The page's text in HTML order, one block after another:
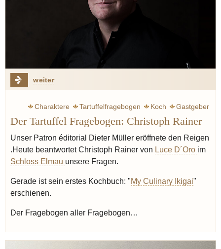
weiter
Charaktere Tartuffelfragebogen Koch Gastgeber
Der Tartuffel Fragebogen: Christoph Rainer
Unser Patron éditorial Dieter Müller eröffnete den Reigen
.Heute beantwortet Christoph Rainer von Luce D´Oro im
Schloss Elmau unsere Fragen.
Gerade ist sein erstes Kochbuch: "My Culinary Ikigai"
erschienen.
Der Fragebogen aller Fragebogen…